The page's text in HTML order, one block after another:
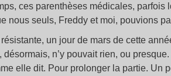
ces parenthèses médicales, parfois
nous seuls, Freddy et moi, pouvions
un jour de mars de cette
n’y pouvait rien, ou
elle dit. Pour prolonger la partie. Un